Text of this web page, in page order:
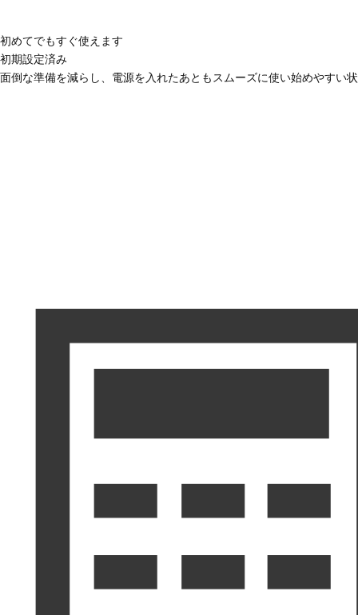
初めてでもすぐ使えます
初期設定済み
面倒な準備を減らし、電源を入れたあともスムーズに使い始めやすい